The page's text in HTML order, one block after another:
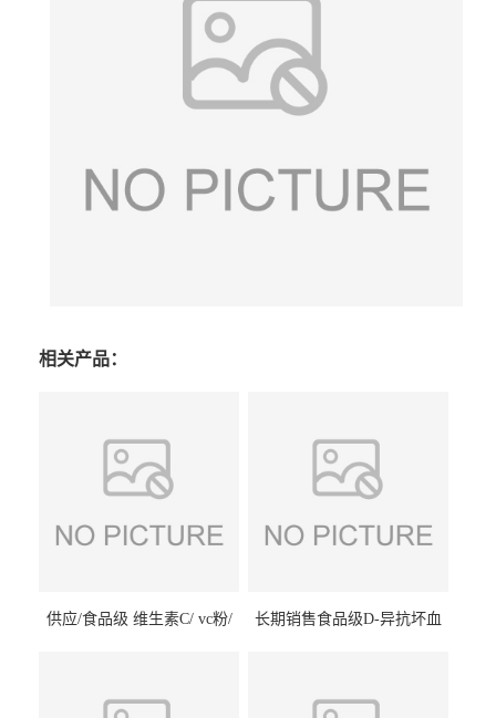
相关产品：
供应/食品级 维生素C/ vc粉/
长期销售食品级D-异抗坏血